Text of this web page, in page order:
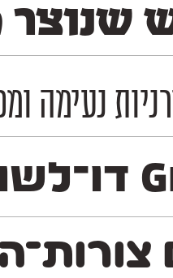
נעימה